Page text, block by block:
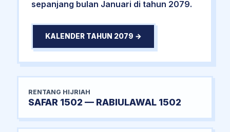
sepanjang bulan Januari di tahun 2079.
KALENDER TAHUN 2079 →
RENTANG HIJRIAH
SAFAR 1502 — RABIULAWAL 1502